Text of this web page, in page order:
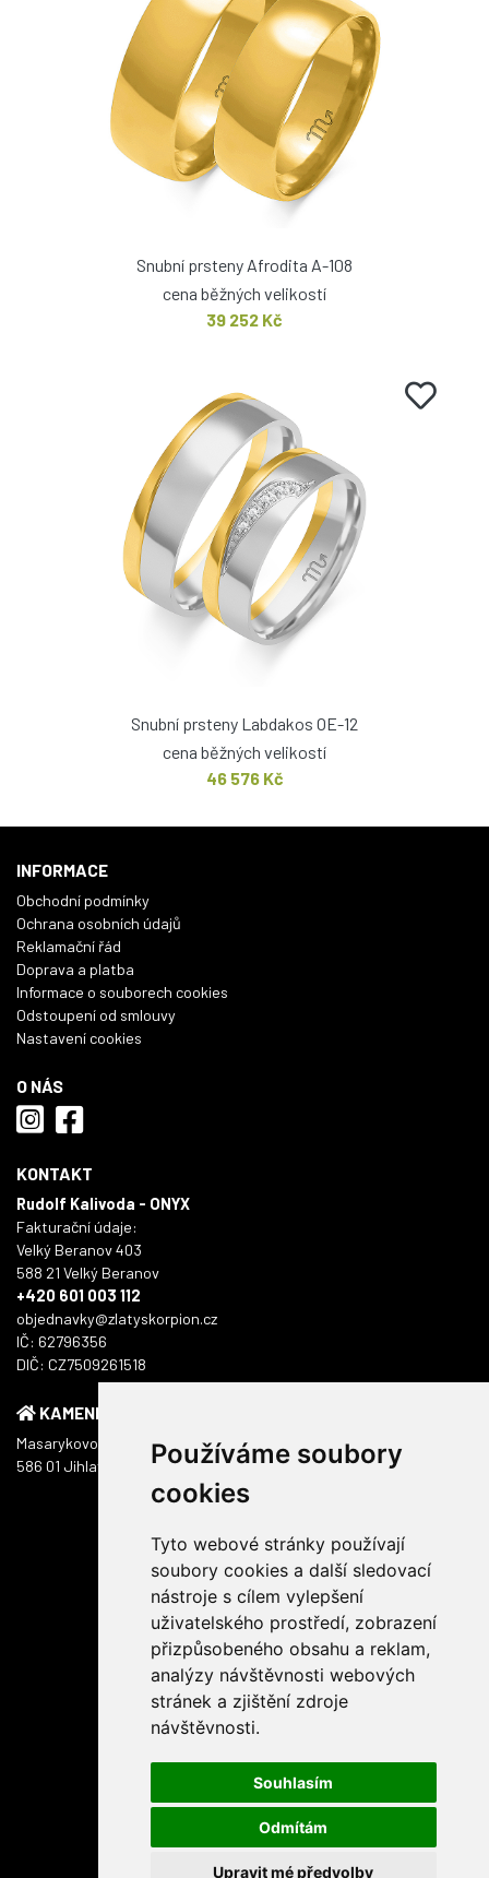
Používáme soubory
cookies
Tyto webové stránky používají
soubory cookies a další sledovací
nástroje s cílem vylepšení
uživatelského prostředí, zobrazení
přizpůsobeného obsahu a reklam,
analýzy návštěvnosti webových
stránek a zjištění zdroje
návštěvnosti.
Souhlasím
Odmítám
Upravit mé předvolby
Snubní prsteny Afrodita A-108
cena běžných velikostí
39 252 Kč
Snubní prsteny Labdakos OE-12
cena běžných velikostí
46 576 Kč
INFORMACE
Obchodní podmínky
Ochrana osobních údajů
Reklamační řád
Doprava a platba
Informace o souborech cookies
Odstoupení od smlouvy
Nastavení cookies
O NÁS
KONTAKT
Rudolf Kalivoda - ONYX
Fakturační údaje:
Velký Beranov 403
588 21 Velký Beranov
+420 601 003 112
objednavky@zlatyskorpion.cz
IČ: 62796356
DIČ: CZ7509261518
KAMENNÁ PRODEJNA
Masarykovo náměstí 1217/51
586 01 Jihlava